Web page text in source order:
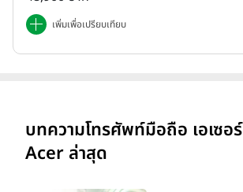
เพิ่มเพื่อเปรียบเทียบ
บทความโทรศัพท์มือถือ เอเซอร์
Acer ล่าสุด